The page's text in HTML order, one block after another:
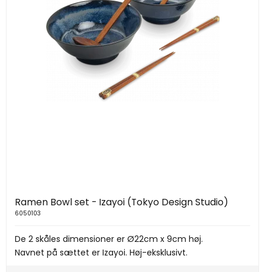
Ramen Bowl set - Izayoi (Tokyo Design Studio)
6050103
De 2 skåles dimensioner er Ø22cm x 9cm høj.
Navnet på sættet er Izayoi. Høj-eksklusivt.